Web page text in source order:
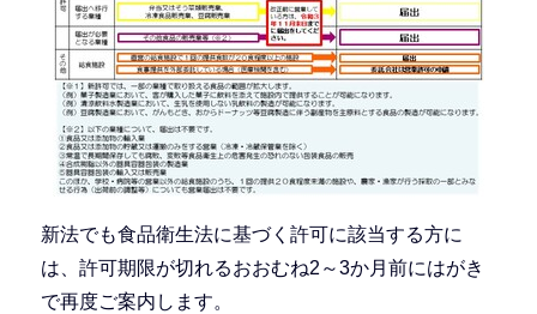
新法でも食品衛生法に基づく許可に該当する方に
は、許可期限が切れるおおむね2～3か月前にはがき
で再度ご案内します。